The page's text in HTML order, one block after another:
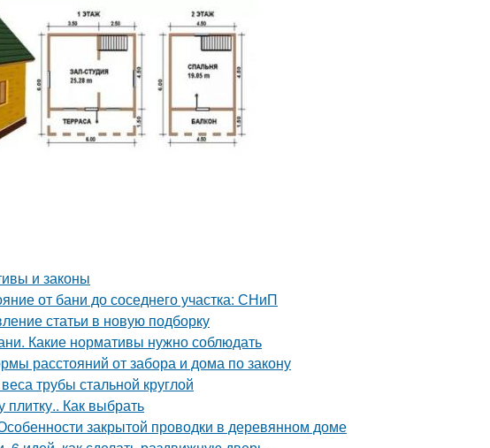
и законы
от бани до соседнего участка: СНиП
статьи в новую подборку
Какие нормативы нужно соблюдать
расстояний от забора и дома по закону
трубы стальной круглой
Как выбрать
закрытой проводки в деревянном доме